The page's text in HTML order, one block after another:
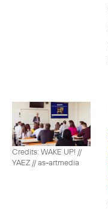
Credits: WAKE UP! //
YAEZ // as-artmedia